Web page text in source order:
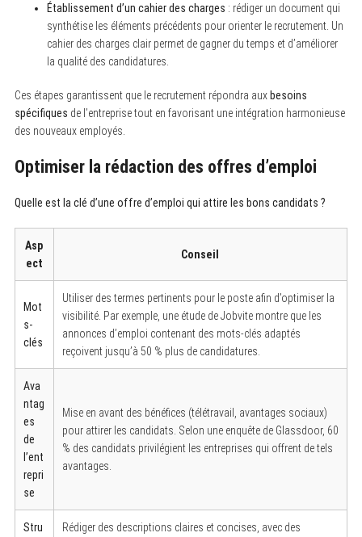
Établissement d’un cahier des charges : rédiger un document qui
synthétise les éléments précédents pour orienter le recrutement. Un
cahier des charges clair permet de gagner du temps et d’améliorer
la qualité des candidatures.
Ces étapes garantissent que le recrutement répondra aux besoins
spécifiques de l’entreprise tout en favorisant une intégration harmonieuse
des nouveaux employés.
Optimiser la rédaction des offres d’emploi
Quelle est la clé d’une offre d’emploi qui attire les bons candidats ?
Asp
ect
Conseil
Mot
s-
clés
Utiliser des termes pertinents pour le poste afin d’optimiser la
visibilité. Par exemple, une étude de Jobvite montre que les
annonces d’emploi contenant des mots-clés adaptés
reçoivent jusqu’à 50 % plus de candidatures.
Ava
ntag
es
de
l’ent
repri
se
Mise en avant des bénéfices (télétravail, avantages sociaux)
pour attirer les candidats. Selon une enquête de Glassdoor, 60
% des candidats privilégient les entreprises qui offrent de tels
avantages.
Stru
Rédiger des descriptions claires et concises, avec des